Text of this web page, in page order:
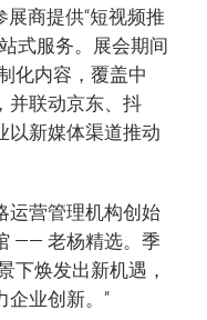
商提供“短视频推
式服务。展会期间
化内容，覆盖中
并联动京东、抖
以新媒体渠道推动
运营管理机构创始
—— 老杨精选。季
下焕发出新机遇，
企业创新。”